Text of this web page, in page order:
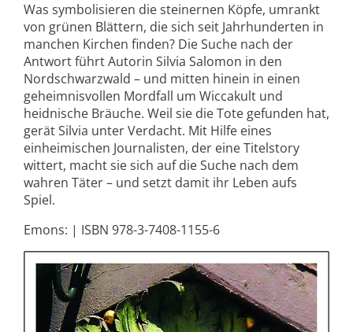
Was symbolisieren die steinernen Köpfe, umrankt
von grünen Blättern, die sich seit Jahrhunderten in
manchen Kirchen finden? Die Suche nach der
Antwort führt Autorin Silvia Salomon in den
Nordschwarzwald – und mitten hinein in einen
geheimnisvollen Mordfall um Wiccakult und
heidnische Bräuche. Weil sie die Tote gefunden hat,
gerät Silvia unter Verdacht. Mit Hilfe eines
einheimischen Journalisten, der eine Titelstory
wittert, macht sie sich auf die Suche nach dem
wahren Täter – und setzt damit ihr Leben aufs
Spiel.
Emons: | ISBN 978-3-7408-1155-6